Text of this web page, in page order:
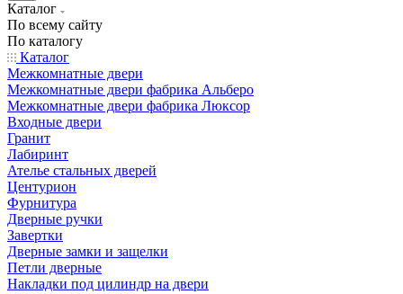
Каталог
По всему сайту
По каталогу
Каталог
Межкомнатные двери
Межкомнатные двери фабрика Альберо
Межкомнатные двери фабрика Люксор
Входные двери
Гранит
Лабиринт
Ателье стальных дверей
Центурион
Фурнитура
Дверные ручки
Завертки
Дверные замки и защелки
Петли дверные
Накладки под цилиндр на двери